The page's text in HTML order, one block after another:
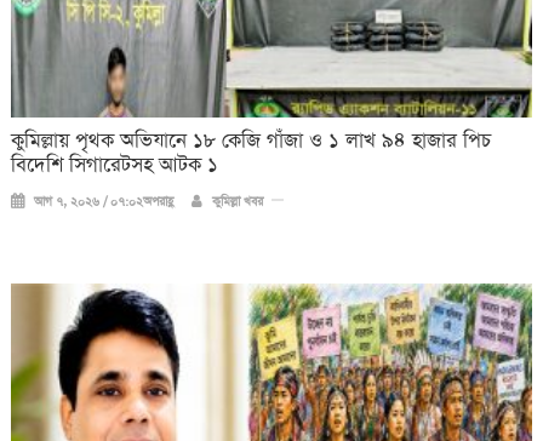
কুমিল্লায় পৃথক অভিযানে ১৮ কেজি গাঁজা ও ১ লাখ ৯৪ হাজার পিচ
বিদেশি সিগারেটসহ আটক ১
আগ ৭, ২০২৬ / ০৭:০২অপরাহ্ণ কুমিল্লা খবর